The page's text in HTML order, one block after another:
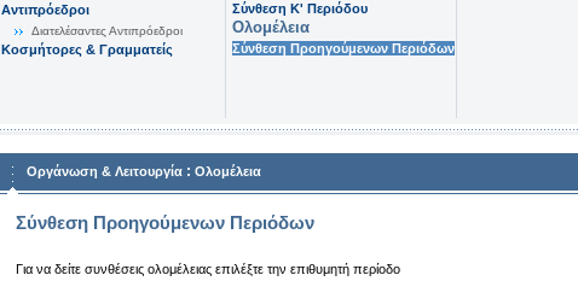
Αντιπρόεδροι
Διατελέσαντες Αντιπρόεδροι
Κοσμήτορες & Γραμματείς
Σύνθεση K' Περιόδου
Ολομέλεια
Σύνθεση Προηγούμενων Περιόδων
Οργάνωση & Λειτουργία : Ολομέλεια
Σύνθεση Προηγούμενων Περιόδων
Για να δείτε συνθέσεις ολομέλειας επιλέξτε την επιθυμητή περίοδο